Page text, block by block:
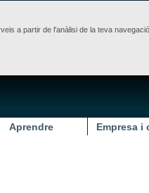
a partir de l'anàlisi de la teva
Aprendre Empresa i